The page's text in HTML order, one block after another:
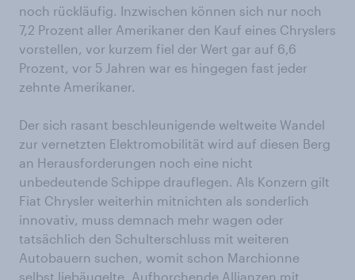
noch rückläufig. Inzwischen können sich nur noch
7,2 Prozent aller Amerikaner den Kauf eines Chryslers
vorstellen, vor kurzem fiel der Wert gar auf 6,6
Prozent, vor 5 Jahren war es hingegen fast jeder
zehnte Amerikaner.
Der sich rasant beschleunigende weltweite Wandel
zur vernetzten Elektromobilität wird auf diesen Berg
an Herausforderungen noch eine nicht
unbedeutende Schippe drauflegen. Als Konzern gilt
Fiat Chrysler weiterhin mitnichten als sonderlich
innovativ, muss demnach mehr wagen oder
tatsächlich den Schulterschluss mit weiteren
Autobauern suchen, womit schon Marchionne
selbst liebäugelte. Aufhorchende Allianzen mit